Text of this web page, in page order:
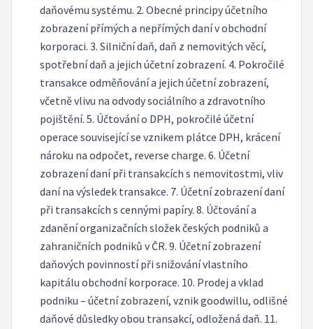
daňovému systému. 2. Obecné principy účetního
zobrazení přímých a nepřímých daní v obchodní
korporaci. 3. Silniční daň, daň z nemovitých věcí,
spotřební daň a jejich účetní zobrazení. 4. Pokročilé
transakce odměňování a jejich účetní zobrazení,
včetně vlivu na odvody sociálního a zdravotního
pojištění. 5. Účtování o DPH, pokročilé účetní
operace související se vznikem plátce DPH, krácení
nároku na odpočet, reverse charge. 6. Účetní
zobrazení daní při transakcích s nemovitostmi, vliv
daní na výsledek transakce. 7. Účetní zobrazení daní
při transakcích s cennými papíry. 8. Účtování a
zdanění organizačních složek českých podniků a
zahraničních podniků v ČR. 9. Účetní zobrazení
daňových povinností při snižování vlastního
kapitálu obchodní korporace. 10. Prodej a vklad
podniku – účetní zobrazení, vznik goodwillu, odlišné
daňové důsledky obou transakcí, odložená daň. 11.